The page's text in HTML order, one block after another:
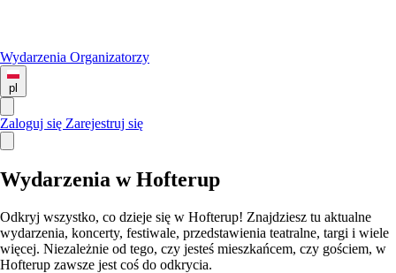
Wydarzenia Organizatorzy
pl
Zaloguj się Zarejestruj się
Wydarzenia w Hofterup
Odkryj wszystko, co dzieje się w Hofterup! Znajdziesz tu aktualne
wydarzenia, koncerty, festiwale, przedstawienia teatralne, targi i wiele
więcej. Niezależnie od tego, czy jesteś mieszkańcem, czy gościem, w
Hofterup zawsze jest coś do odkrycia.